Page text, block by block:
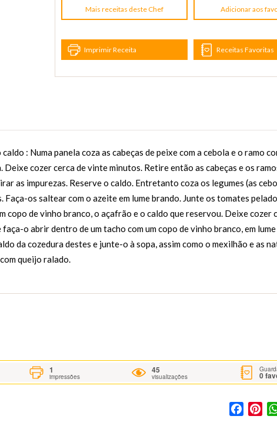
Mais receitas deste Chef Adicionar aos
Imprimir Receita Receitas Favoritas
: Numa panela coza as cabeças de peixe com a cebola e o ramo
Deixe cozer cerca de vinte minutos. Retire então as cabeças e os
as impurezas. Reserve o caldo. Entretanto coza os legumes (as
Faça-os saltear com o azeite em lume brando. Junte os tomates
copo de vinho branco, o açafrão e o caldo que reservou. Deixe cozer
o abrir dentro de um tacho com um copo de vinho branco, em
da cozedura destes e junte-o à sopa, assim como o mexilhão e as
queijo ralado.
1
impressões
45
visualizações 0